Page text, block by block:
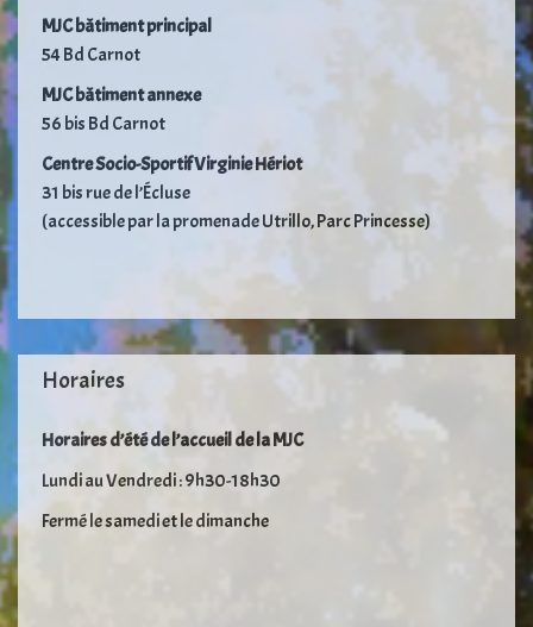
MJC bâtiment principal
54 Bd Carnot
MJC bâtiment annexe
56 bis Bd Carnot
Centre Socio-Sportif Virginie Hériot
31 bis rue de l’Écluse
(accessible par la promenade Utrillo, Parc Princesse)
Horaires
Horaires d’été de l’accueil de la MJC
Lundi au Vendredi : 9h30-18h30
Fermé le samedi et le dimanche